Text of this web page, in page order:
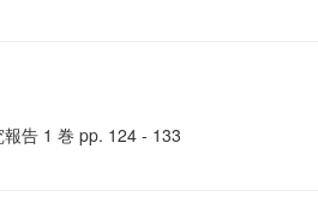
告 1 巻 pp. 124 - 133